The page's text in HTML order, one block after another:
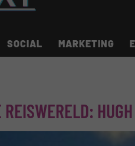
SOCIAL MARKETING